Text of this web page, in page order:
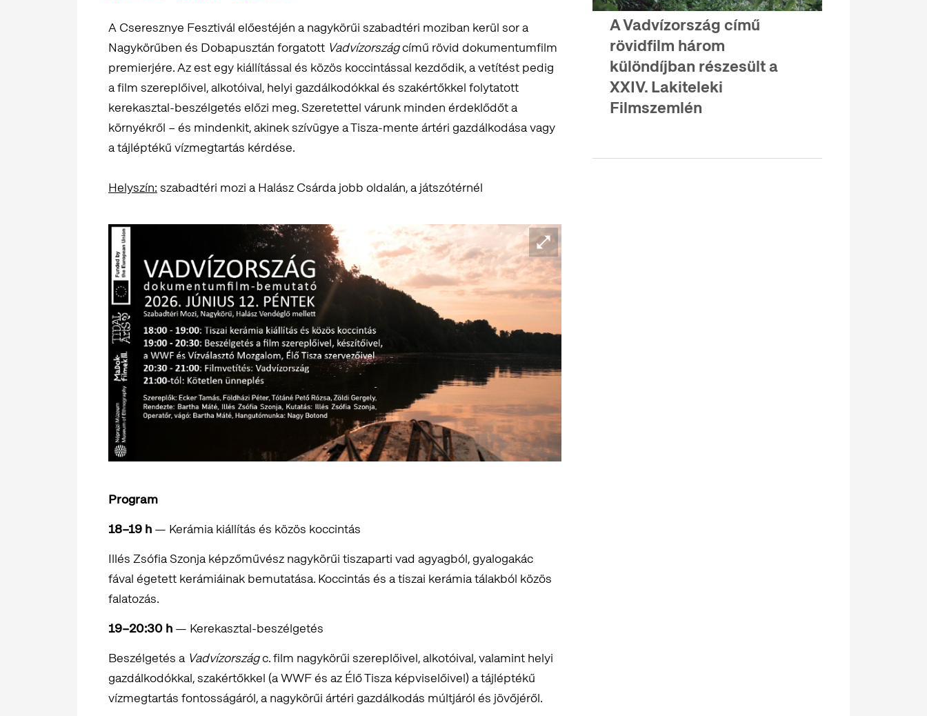
A Cseresznye Fesztivál előestéjén a nagykörűi szabadtéri moziban kerül sor a
Nagykörűben és Dobapusztán forgatott Vadvízországcímű rövid dokumentumfilm
premierjére. Az est egy kiállítással és közös koccintással kezdődik, a vetítést pedig
a film szereplőivel, alkotóival, helyi gazdálkodókkal és szakértőkkel folytatott
kerekasztal-beszélgetés előzi meg. Szeretettel várunk minden érdeklődőt a
környékről – és mindenkit, akinek szívügye a Tisza-mente ártéri gazdálkodása vagy
a tájléptékű vízmegtartás kérdése.
Helyszín: szabadtéri mozi a Halász Csárda jobb oldalán, a játszótérnél
Program
18–19 h — Kerámia kiállítás és közös koccintás
Illés Zsófia Szonja képzőművész nagykörűi tiszaparti vad agyagból, gyalogakác
fával égetett kerámiáinak bemutatása. Koccintás és a tiszai kerámia tálakból közös
falatozás.
19–20:30 h — Kerekasztal-beszélgetés
Beszélgetés a Vadvízországc. film nagykörűi szereplőivel, alkotóival, valamint helyi
gazdálkodókkal, szakértőkkel (a WWF és az Élő Tisza képviselőivel) a tájléptékű
vízmegtartás fontosságáról, a nagykörűi ártéri gazdálkodás múltjáról és jövőjéről.
A Vadvízország című
rövidfilm három
különdíjban részesült a
XXIV. Lakiteleki
Filmszemlén